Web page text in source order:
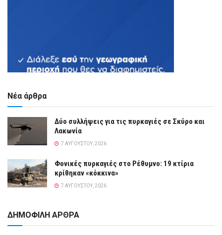
Νέα άρθρα
Δύο συλλήψεις για τις πυρκαγιές σε Σκύρο και
Λακωνία
7 ΑΥΓΟΎΣΤΟΥ, 2026
Φονικές πυρκαγιές στο Ρέθυμνο: 19 κτίρια
κρίθηκαν «κόκκινα»
7 ΑΥΓΟΎΣΤΟΥ, 2026
ΔΗΜΟΦΙΛΗ ΑΡΘΡΑ